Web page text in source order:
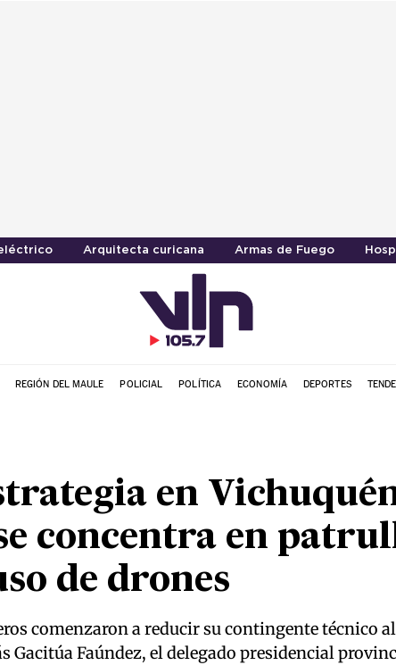
Arquitecta curicana Armas de Fuego
REGIÓN DEL MAULE POLICIAL POLÍTICA ECONOMÍA DEPORTES
en
concentra en
de drones
comenzaron a reducir su contingente técnico
Gacitúa Faúndez, el delegado presidencial